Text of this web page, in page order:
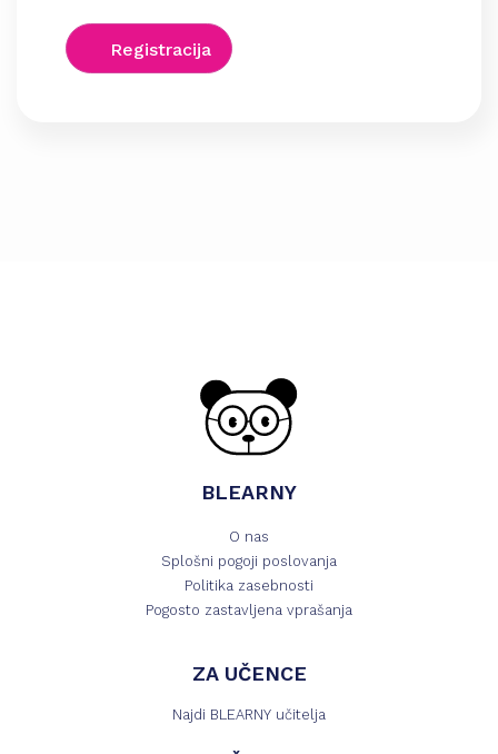
Registracija
BLEARNY
O nas
Splošni pogoji poslovanja
Politika zasebnosti
Pogosto zastavljena vprašanja
ZA UČENCE
Najdi BLEARNY učitelja